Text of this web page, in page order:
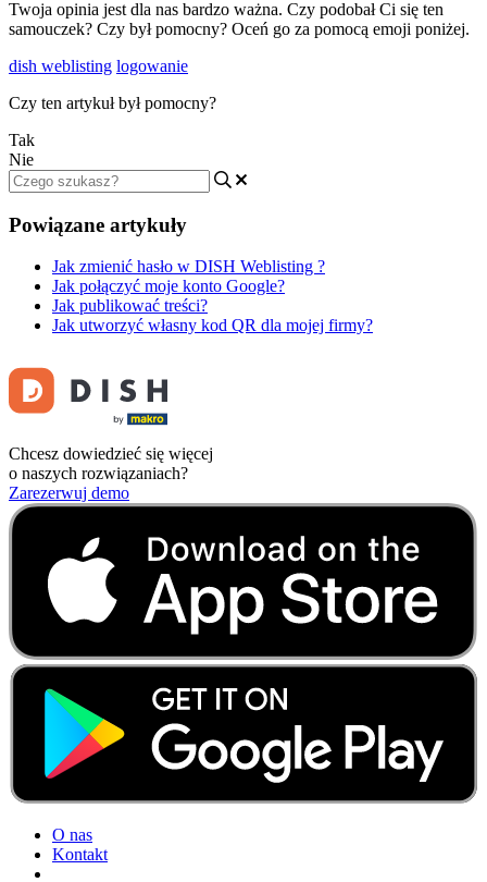
Twoja opinia jest dla nas bardzo ważna. Czy podobał Ci się ten
samouczek? Czy był pomocny? Oceń go za pomocą emoji poniżej.
dish weblisting logowanie
Czy ten artykuł był pomocny?
Tak
Nie
Powiązane artykuły
Jak zmienić hasło w DISH Weblisting ?
Jak połączyć moje konto Google?
Jak publikować treści?
Jak utworzyć własny kod QR dla mojej firmy?
Chcesz dowiedzieć się więcej
o naszych rozwiązaniach?
Zarezerwuj demo
O nas
Kontakt